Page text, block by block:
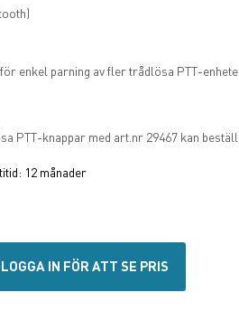
enkel parning av fler trådlösa PTT-
PTT-knappar med art.nr 29467 kan
12 månader
LOGGA IN FÖR ATT SE PRIS